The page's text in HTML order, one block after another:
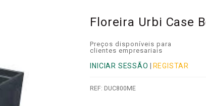
Floreira Urbi Case
Preços disponíveis para
clientes empresariais
INICIAR SESSÃO REGISTAR
REF: DUC800ME